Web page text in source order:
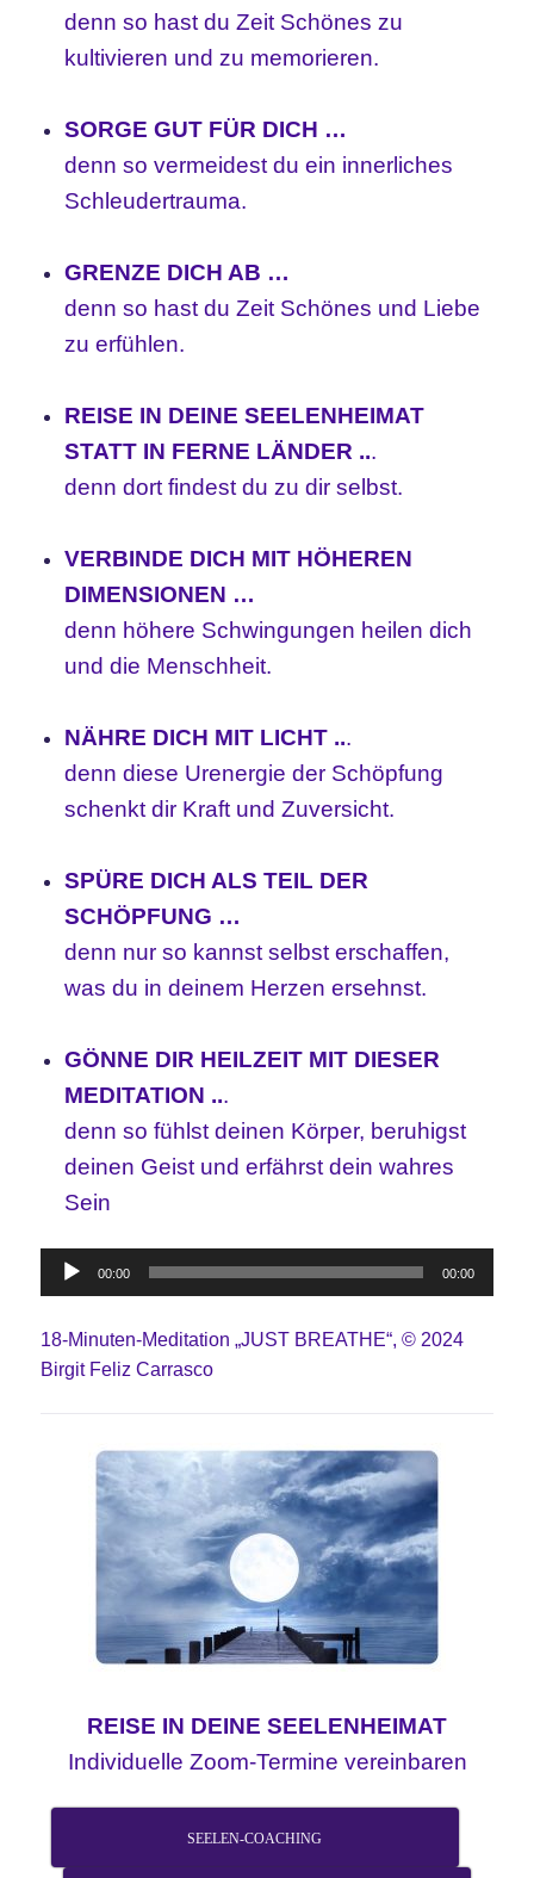
denn so hast du Zeit Schönes zu
kultivieren und zu memorieren.
SORGE GUT FÜR DICH …
denn so vermeidest du ein innerliches
Schleudertrauma.
GRENZE DICH AB …
denn so hast du Zeit Schönes und Liebe
zu erfühlen.
REISE IN DEINE SEELENHEIMAT
STATT IN FERNE LÄNDER ...
denn dort findest du zu dir selbst.
VERBINDE DICH MIT HÖHEREN
DIMENSIONEN …
denn höhere Schwingungen heilen dich
und die Menschheit.
NÄHRE DICH MIT LICHT ...
denn diese Urenergie der Schöpfung
schenkt dir Kraft und Zuversicht.
SPÜRE DICH ALS TEIL DER
SCHÖPFUNG …
denn nur so kannst selbst erschaffen,
was du in deinem Herzen ersehnst.
GÖNNE DIR HEILZEIT MIT DIESER
MEDITATION ...
denn so fühlst deinen Körper, beruhigst
deinen Geist und erfährst dein wahres
Sein
Audio-
00:00 00:00
18-Minuten-Meditation „JUST BREATHE“, © 2024
Birgit Feliz Carrasco
REISE IN DEINE SEELENHEIMAT
Individuelle Zoom-Termine vereinbaren
SEELEN-COACHING